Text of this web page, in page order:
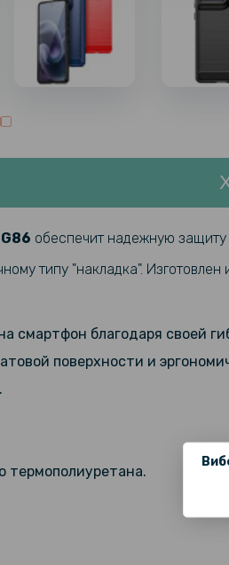
обеспечит надежную защиту
типу "накладка".
смартфон благодаря своей
поверхности и
термополиуретана.